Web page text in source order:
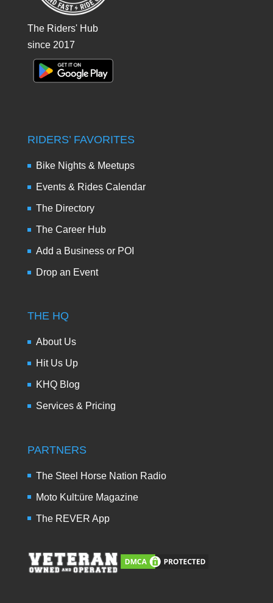
The Riders' Hub
since 2017
RIDERS’ FAVORITES
Bike Nights & Meetups
Events & Rides Calendar
The Directory
The Career Hub
Add a Business or POI
Drop an Event
THE HQ
About Us
Hit Us Up
KHQ Blog
Services & Pricing
PARTNERS
The Steel Horse Nation Radio
Moto Kult:üre Magazine
The REVER App